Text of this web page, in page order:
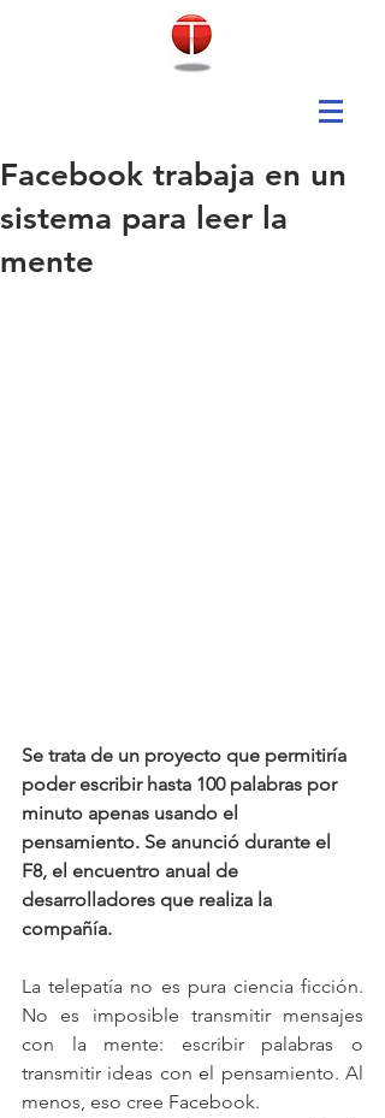
Facebook trabaja en un
sistema para leer la
mente
Se trata de un proyecto que permitiría
poder escribir hasta 100 palabras por
minuto apenas usando el
pensamiento. Se anunció durante el
F8, el encuentro anual de
desarrolladores que realiza la
compañía.
La telepatía no es pura ciencia ficción.
No es imposible transmitir mensajes
con la mente: escribir palabras o
transmitir ideas con el pensamiento. Al
menos, eso cree Facebook.